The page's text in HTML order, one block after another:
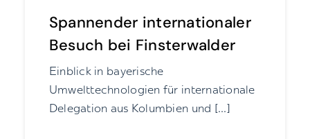
Spannender internationaler
Besuch bei Finsterwalder
Einblick in bayerische
Umwelttechnologien für internationale
Delegation aus Kolumbien und [...]